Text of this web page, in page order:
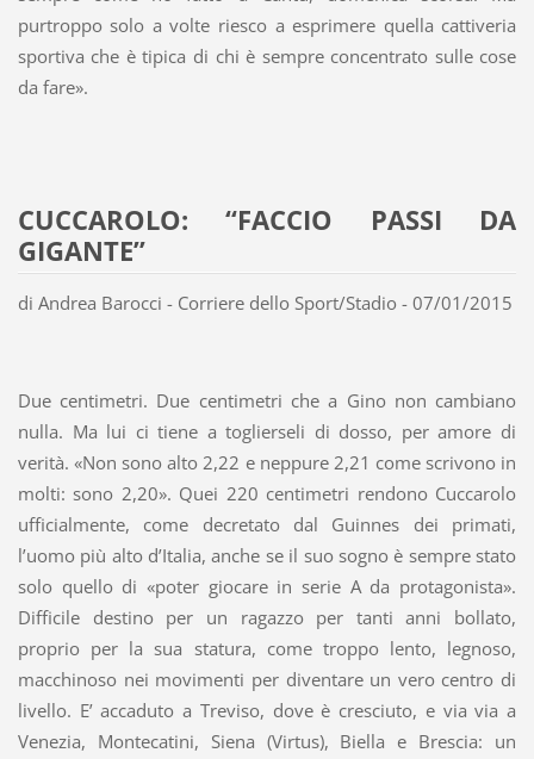
purtroppo solo a volte riesco a esprimere quella cattiveria
sportiva che è tipica di chi è sempre concentrato sulle cose
da fare».
CUCCAROLO: “FACCIO PASSI DA
GIGANTE”
di Andrea Barocci - Corriere dello Sport/Stadio - 07/01/2015
Due centimetri. Due centimetri che a Gino non cambiano
nulla. Ma lui ci tiene a toglierseli di dosso, per amore di
verità. «Non sono alto 2,22 e neppure 2,21 come scrivono in
molti: sono 2,20». Quei 220 centimetri rendono Cuccarolo
ufficialmente, come decretato dal Guinnes dei primati,
l’uomo più alto d’Italia, anche se il suo sogno è sempre stato
solo quello di «poter giocare in serie A da protagonista».
Difficile destino per un ragazzo per tanti anni bollato,
proprio per la sua statura, come troppo lento, legnoso,
macchinoso nei movimenti per diventare un vero centro di
livello. E’ accaduto a Treviso, dove è cresciuto, e via via a
Venezia, Montecatini, Siena (Virtus), Biella e Brescia: un